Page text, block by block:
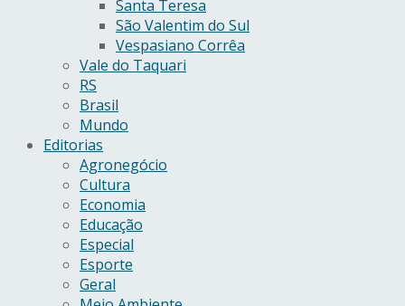
Santa Teresa
São Valentim do Sul
Vespasiano Corrêa
Vale do Taquari
RS
Brasil
Mundo
Editorias
Agronegócio
Cultura
Economia
Educação
Especial
Esporte
Geral